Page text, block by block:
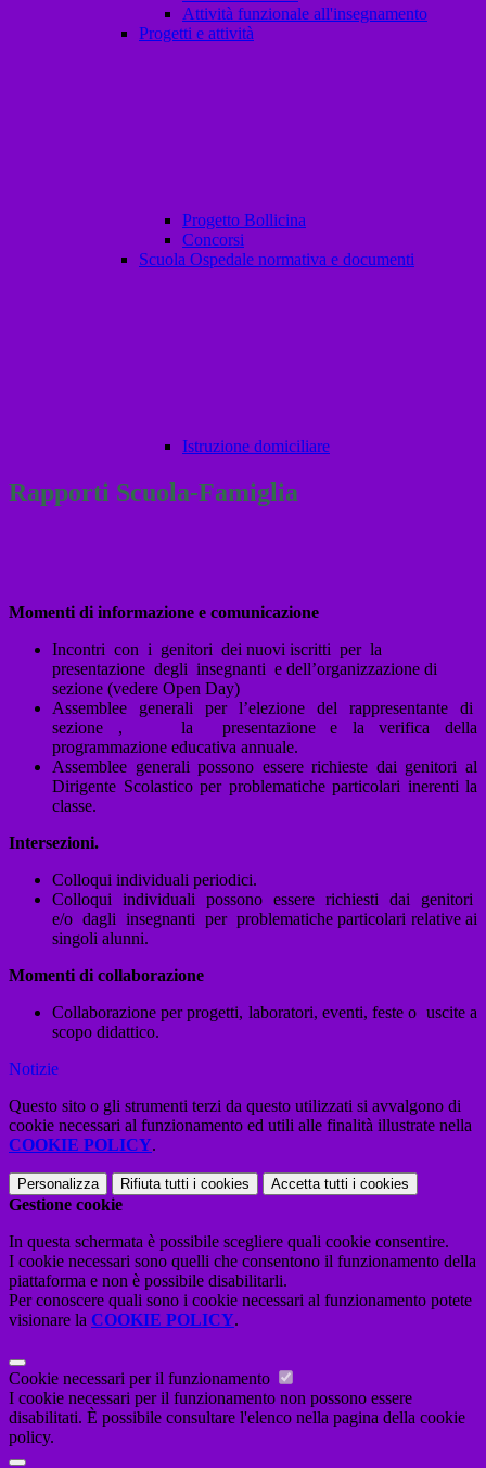
Attività funzionale all'insegnamento
Progetti e attività
Progetto Bollicina
Concorsi
Scuola Ospedale normativa e documenti
Istruzione domiciliare
Rapporti Scuola-Famiglia
Momenti di informazione e comunicazione
Incontri con i genitori dei nuovi iscritti per la
presentazione degli insegnanti e dell’organizzazione di
sezione (vedere Open Day)
Assemblee generali per l’elezione del rappresentante di
sezione , la presentazione e la verifica della
programmazione educativa annuale.
Assemblee generali possono essere richieste dai genitori al
Dirigente Scolastico per problematiche particolari inerenti la
classe.
Intersezioni.
Colloqui individuali periodici.
Colloqui individuali possono essere richiesti dai genitori
e/o dagli insegnanti per problematiche particolari relative ai
singoli alunni.
Momenti di collaborazione
Collaborazione per progetti, laboratori, eventi, feste o uscite a
scopo didattico.
Notizie
Questo sito o gli strumenti terzi da questo utilizzati si avvalgono di
cookie necessari al funzionamento ed utili alle finalità illustrate nella
COOKIE POLICY.
Personalizza Rifiuta tutti i cookies Accetta tutti i cookies
Gestione cookie
In questa schermata è possibile scegliere quali cookie consentire.
I cookie necessari sono quelli che consentono il funzionamento della
piattaforma e non è possibile disabilitarli.
Per conoscere quali sono i cookie necessari al funzionamento potete
visionare la COOKIE POLICY.
Cookie necessari per il funzionamento
I cookie necessari per il funzionamento non possono essere
disabilitati. È possibile consultare l'elenco nella pagina della cookie
policy.